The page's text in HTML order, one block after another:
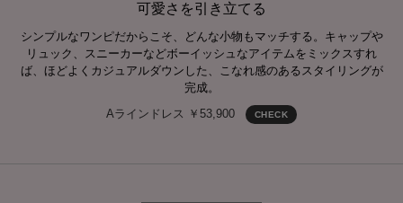
可愛さを引き立てる
シンプルなワンピだからこそ、どんな小物もマッチする。キャップや
リュック、スニーカーなどボーイッシュなアイテムをミックスすれ
ば、ほどよくカジュアルダウンした、こなれ感のあるスタイリングが
完成。
Aラインドレス ￥53,900
CHECK